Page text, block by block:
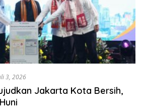
3, 2026
Jakarta Kota Bersih,